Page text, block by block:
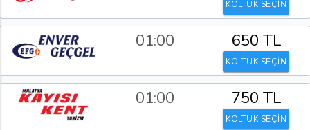
KOLTUK SEÇİN
01:00 650 TL
KOLTUK SEÇİN
01:00 750 TL
KOLTUK SEÇİN